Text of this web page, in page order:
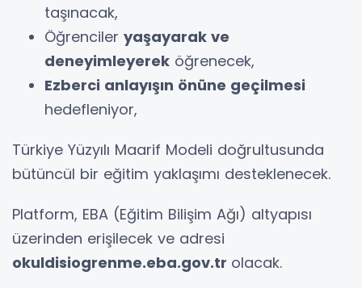
taşınacak,
Öğrenciler yaşayarak ve
deneyimleyerek öğrenecek,
Ezberci anlayışın önüne geçilmesi
hedefleniyor,
Türkiye Yüzyılı Maarif Modeli doğrultusunda
bütüncül bir eğitim yaklaşımı desteklenecek.
Platform, EBA (Eğitim Bilişim Ağı) altyapısı
üzerinden erişilecek ve adresi
okuldisiogrenme.eba.gov.tr olacak.